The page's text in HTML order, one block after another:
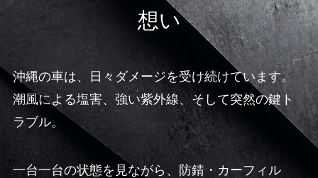
想い
沖縄の車は、日々ダメージを受け続けています。
潮風による塩害、強い紫外線、そして突然の鍵ト
ラブル。
一台一台の状態を見ながら、防錆・カーフィル